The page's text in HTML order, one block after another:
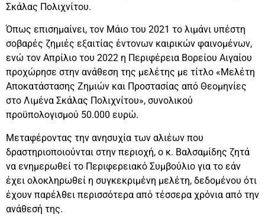
Σκάλας Πολιχνίτου.
Όπως επισημαίνει, τον Μάιο του 2021 το λιμάνι υπέστη
σοβαρές ζημιές εξαιτίας έντονων καιρικών φαινομένων,
ενώ τον Απρίλιο του 2022 η Περιφέρεια Βορείου Αιγαίου
προχώρησε στην ανάθεση της μελέτης με τίτλο «Μελέτη
Αποκατάστασης Ζημιών και Προστασίας από Θεομηνίες
στο Λιμένα Σκάλας Πολιχνίτου», συνολικού
προϋπολογισμού 50.000 ευρώ.
Μεταφέροντας την ανησυχία των αλιέων που
δραστηριοποιούνται στην περιοχή, ο κ. Βαλσαμίδης ζητά
να ενημερωθεί το Περιφερειακό Συμβούλιο για το εάν
έχει ολοκληρωθεί η συγκεκριμένη μελέτη, δεδομένου ότι
έχουν παρέλθει περισσότερα από τέσσερα χρόνια από την
ανάθεσή της.